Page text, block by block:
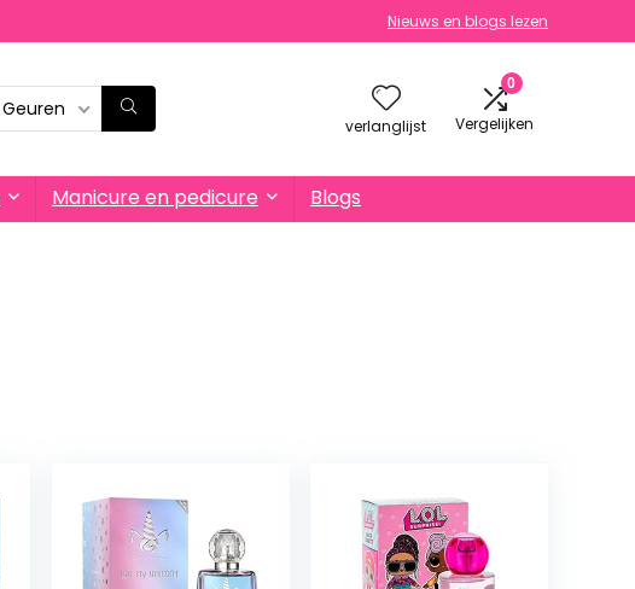
Nieuws en blogs lezen
Geuren
verlanglijst
0
Vergelijken
Manicure en pedicure Blogs